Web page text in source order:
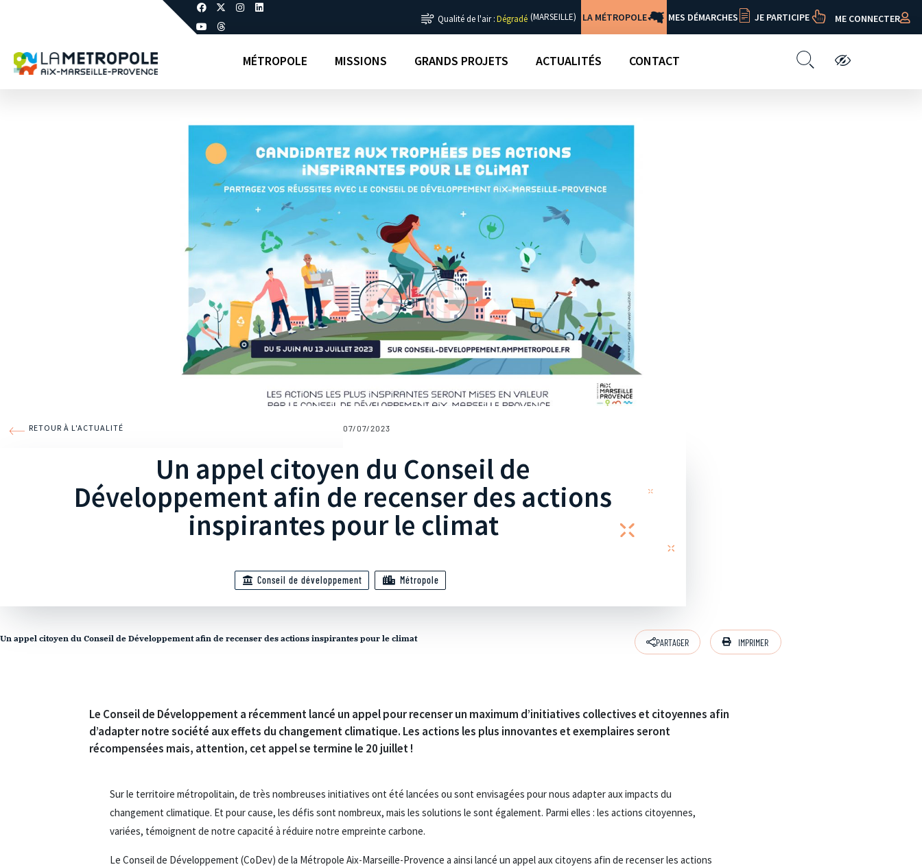
Qualité de l'air :Dégradé (MARSEILLE) LA MÉTROPOLE MES DÉMARCHES JE PARTICIPE ME CONNECTER
MÉTROPOLE MISSIONS GRANDS PROJETS ACTUALITÉS CONTACT
RETOUR À L'ACTUALITÉ 07/07/2023
Un appel citoyen du Conseil de
Développement afin de recenser des actions
inspirantes pour le climat
Conseil de développement Métropole
Un appel citoyen du Conseil de Développement afin de recenser des actions inspirantes pour le climat PARTAGER IMPRIMER
Le Conseil de Développement a récemment lancé un appel pour recenser un maximum d’initiatives collectives et citoyennes afin
d’adapter notre société aux effets du changement climatique. Les actions les plus innovantes et exemplaires seront
récompensées mais, attention, cet appel se termine le 20 juillet !
Sur le territoire métropolitain, de très nombreuses initiatives ont été lancées ou sont envisagées pour nous adapter aux impacts du
changement climatique. Et pour cause, les défis sont nombreux, mais les solutions le sont également. Parmi elles : les actions citoyennes,
variées, témoignent de notre capacité à réduire notre empreinte carbone.
Le Conseil de Développement (CoDev) de la Métropole Aix-Marseille-Provence a ainsi lancé un appel aux citoyens afin de recenser les actions